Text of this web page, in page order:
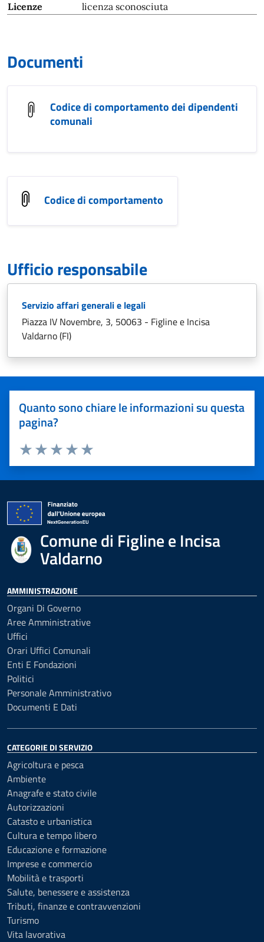
Licenze licenza sconosciuta
Documenti
Codice di comportamento dei dipendenti
comunali
Codice di comportamento
Ufficio responsabile
Servizio affari generali e legali
Piazza IV Novembre, 3, 50063 - Figline e Incisa
Valdarno (FI)
Quanto sono chiare le informazioni su questa
pagina?
Valuta 5 stelle su 5
Valuta 4 stelle su 5
Valuta 3 stelle su 5
Valuta 2 stelle su 5
Valuta 1 stelle su 5
Comune di Figline e Incisa
Valdarno
AMMINISTRAZIONE
Organi Di Governo
Aree Amministrative
Uffici
Orari Uffici Comunali
Enti E Fondazioni
Politici
Personale Amministrativo
Documenti E Dati
CATEGORIE DI SERVIZIO
Agricoltura e pesca
Ambiente
Anagrafe e stato civile
Autorizzazioni
Catasto e urbanistica
Cultura e tempo libero
Educazione e formazione
Imprese e commercio
Mobilità e trasporti
Salute, benessere e assistenza
Tributi, finanze e contravvenzioni
Turismo
Vita lavorativa